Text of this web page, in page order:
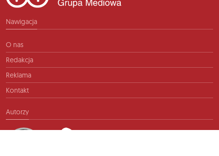
Nawigacja
O nas
Redakcja
Reklama
Kontakt
Autorzy